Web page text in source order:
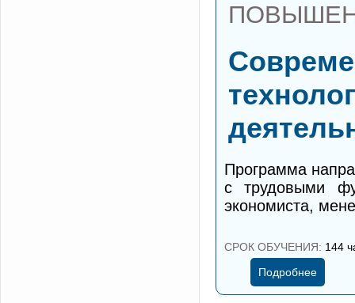
Программа
с трудовыми
экономиста,
СРОК ОБУЧЕНИЯ: 144
Подробнее